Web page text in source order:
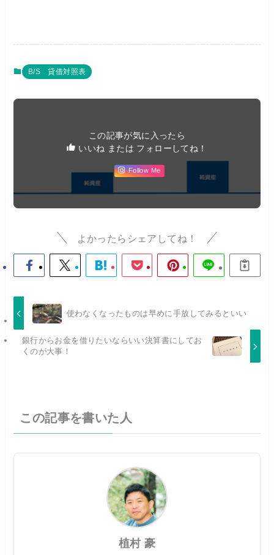
B/S 貸借対照表
この記事が気に入ったら
いいね または フォローしてね！
Follow Me
よかったらシェアしてね！
使わなくなったものは早めに手放してみるといい
銀行からお金を借りたいならいい決算書にしてお
くのが大事！
この記事を書いた人
植村 豪